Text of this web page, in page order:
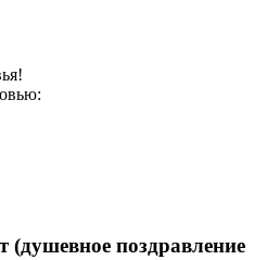
(душевное поздравление